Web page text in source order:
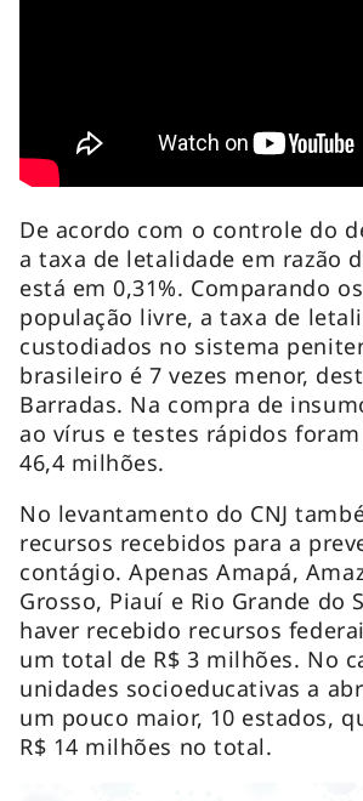
De acordo com o controle do
a taxa de letalidade em razão
está em 0,31%. Comparando
população livre, a taxa de
custodiados no sistema
brasileiro é 7 vezes menor,
Barradas. Na compra de
ao vírus e testes rápidos
46,4 milhões.
No levantamento do CNJ
recursos recebidos para a
contágio. Apenas Amapá,
Grosso, Piauí e Rio Grande do
haver recebido recursos
um total de R$ 3 milhões. No
unidades socioeducativas a
um pouco maior, 10 estados,
R$ 14 milhões no total.